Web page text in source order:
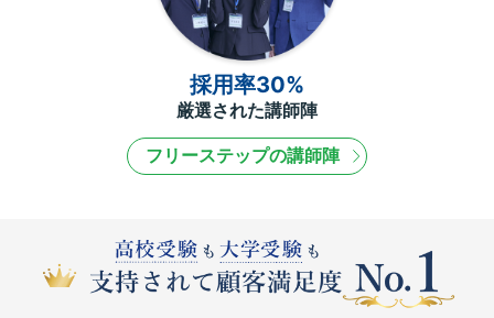
採用率30%
厳選された講師陣
フリーステップの講師陣